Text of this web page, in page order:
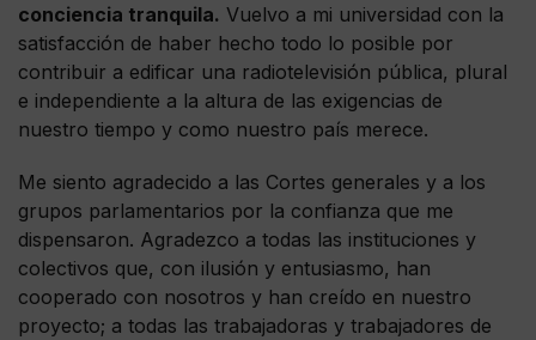
conciencia tranquila. Vuelvo a mi universidad con la
satisfacción de haber hecho todo lo posible por
contribuir a edificar una radiotelevisión pública, plural
e independiente a la altura de las exigencias de
nuestro tiempo y como nuestro país merece.
Me siento agradecido a las Cortes generales y a los
grupos parlamentarios por la confianza que me
dispensaron. Agradezco a todas las instituciones y
colectivos que, con ilusión y entusiasmo, han
cooperado con nosotros y han creído en nuestro
proyecto; a todas las trabajadoras y trabajadores de